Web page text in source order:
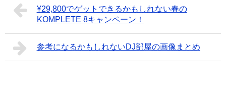
¥29,800でゲットできるかもしれない春の
KOMPLETE 8キャンペーン！
参考になるかもしれないDJ部屋の画像まとめ